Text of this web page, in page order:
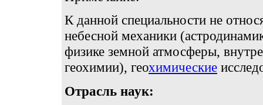
К данной специальности не
небесной механики
физике земной атмосферы,
геохимии), геохимические
Отрасль наук: